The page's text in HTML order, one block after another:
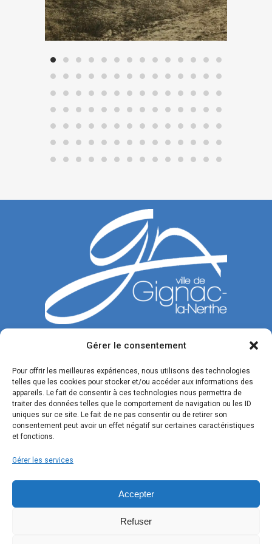
Gérer le consentement
Pour offrir les meilleures expériences, nous utilisons des technologies
telles que les cookies pour stocker et/ou accéder aux informations des
appareils. Le fait de consentir à ces technologies nous permettra de
traiter des données telles que le comportement de navigation ou les ID
uniques sur ce site. Le fait de ne pas consentir ou de retirer son
consentement peut avoir un effet négatif sur certaines caractéristiques
et fonctions.
Gérer les services
Accepter
Refuser
CONTACTEZ-NOUS
Tél. : 04 42 77 00 00
Du lundi au jeudi : de 8h30 à 12h et de 13h30 à 17h.
Vendredi : de 8h30 à 12h et de 13h30 à 16h.
SUIVEZ-NOUS !